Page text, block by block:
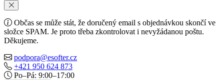
Občas se může stát, že doručený email s objednávkou skončí ve
složce SPAM. Je proto třeba zkontrolovat i nevyžádanou poštu.
Děkujeme.
podpora@esofter.cz
+421 950 624 873
Po–Pá: 9:00–17:00